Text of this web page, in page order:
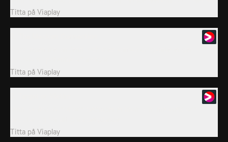
Titta på Viaplay
Titta på Viaplay
Titta på Viaplay